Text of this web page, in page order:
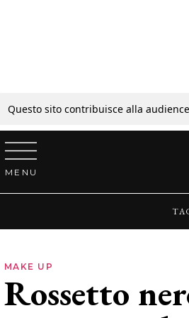
Questo sito contribuisce alla
Vai al contenuto
MENU
MAKE UP
Rossetto